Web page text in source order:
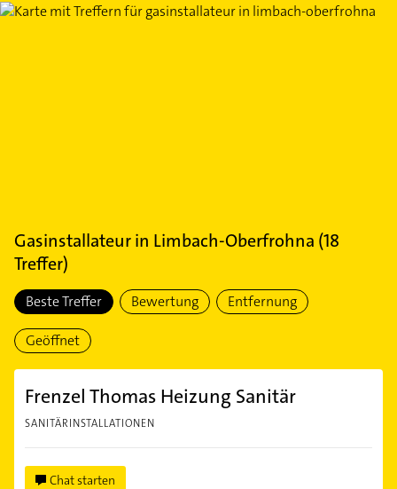
Gasinstallateurin Limbach-Oberfrohna (18
Treffer)
Beste Treffer Bewertung Entfernung
Geöffnet
Frenzel Thomas Heizung Sanitär
SANITÄRINSTALLATIONEN
Chat starten